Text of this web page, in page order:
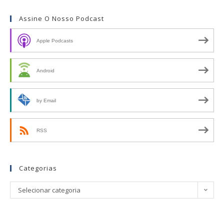
Assine O Nosso Podcast
Apple Podcasts
Android
by Email
RSS
Categorias
Selecionar categoria